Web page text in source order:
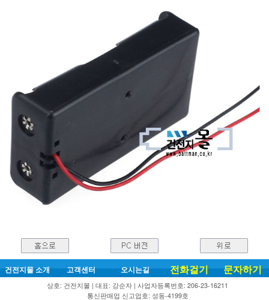
건전지몰 소개 고객센터 오시는길 전화걸기 문자하기
상호: 건전지몰 | 대표: 강순자 | 사업자등록번호: 206-23-16211
통신판매업 신고업호: 성동-4199호